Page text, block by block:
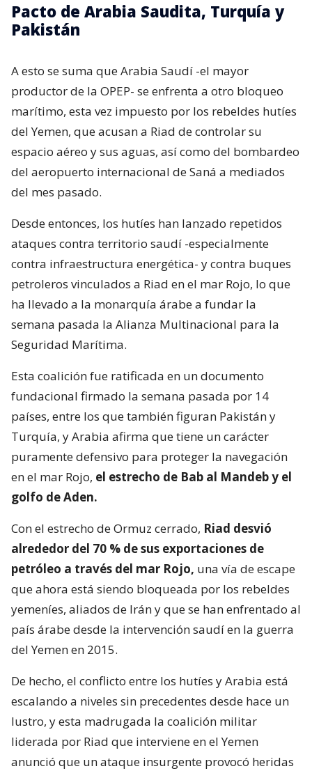
Pacto de Arabia Saudita, Turquía y
Pakistán
A esto se suma que Arabia Saudí -el mayor
productor de la OPEP- se enfrenta a otro bloqueo
marítimo, esta vez impuesto por los rebeldes hutíes
del Yemen, que acusan a Riad de controlar su
espacio aéreo y sus aguas, así como del bombardeo
del aeropuerto internacional de Saná a mediados
del mes pasado.
Desde entonces, los hutíes han lanzado repetidos
ataques contra territorio saudí -especialmente
contra infraestructura energética- y contra buques
petroleros vinculados a Riad en el mar Rojo, lo que
ha llevado a la monarquía árabe a fundar la
semana pasada la Alianza Multinacional para la
Seguridad Marítima.
Esta coalición fue ratificada en un documento
fundacional firmado la semana pasada por 14
países, entre los que también figuran Pakistán y
Turquía, y Arabia afirma que tiene un carácter
puramente defensivo para proteger la navegación
en el mar Rojo, el estrecho de Bab al Mandeb y el
golfo de Aden.
Con el estrecho de Ormuz cerrado, Riad desvió
alrededor del 70 % de sus exportaciones de
petróleo a través del mar Rojo, una vía de escape
que ahora está siendo bloqueada por los rebeldes
yemeníes, aliados de Irán y que se han enfrentado al
país árabe desde la intervención saudí en la guerra
del Yemen en 2015.
De hecho, el conflicto entre los hutíes y Arabia está
escalando a niveles sin precedentes desde hace un
lustro, y esta madrugada la coalición militar
liderada por Riad que interviene en el Yemen
anunció que un ataque insurgente provocó heridas